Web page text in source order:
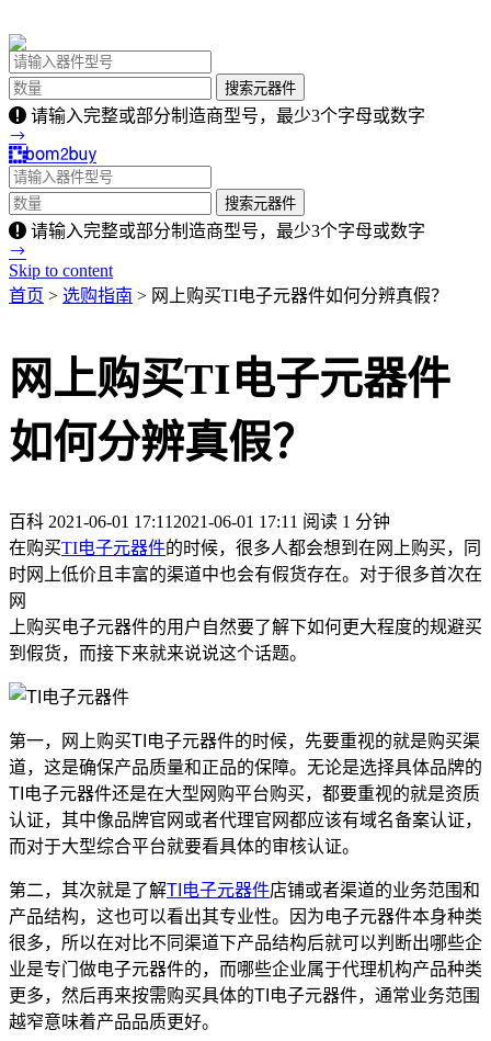
请输入完整或部分制造商型号，最少3个字母或数字
请输入完整或部分制造商型号，最少3个字母或数字
Skip to content
首页 > 选购指南 > 网上购买TI电子元器件如何分辨真假？
网上购买TI电子元器件
如何分辨真假？
百科 2021-06-01 17:11 2021-06-01 17:11 阅读 1 分钟
在购买TI电子元器件的时候，很多人都会想到在网上购买，同
时网上低价且丰富的渠道中也会有假货存在。对于很多首次在
网
上购买电子元器件的用户自然要了解下如何更大程度的规避买
到假货，而接下来就来说说这个话题。
第一，网上购买TI电子元器件的时候，先要重视的就是购买渠
道，这是确保产品质量和正品的保障。无论是选择具体品牌的
TI电子元器件还是在大型网购平台购买，都要重视的就是资质
认证，其中像品牌官网或者代理官网都应该有域名备案认证，
而对于大型综合平台就要看具体的审核认证。
第二，其次就是了解TI电子元器件店铺或者渠道的业务范围和
产品结构，这也可以看出其专业性。因为电子元器件本身种类
很多，所以在对比不同渠道下产品结构后就可以判断出哪些企
业是专门做电子元器件的，而哪些企业属于代理机构产品种类
更多，然后再来按需购买具体的TI电子元器件，通常业务范围
越窄意味着产品品质更好。